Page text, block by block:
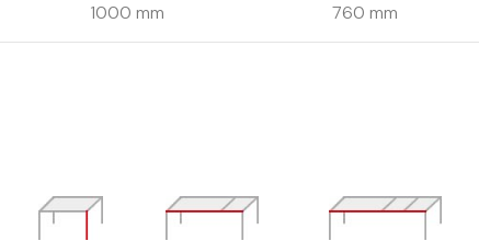
1000 mm 760 mm